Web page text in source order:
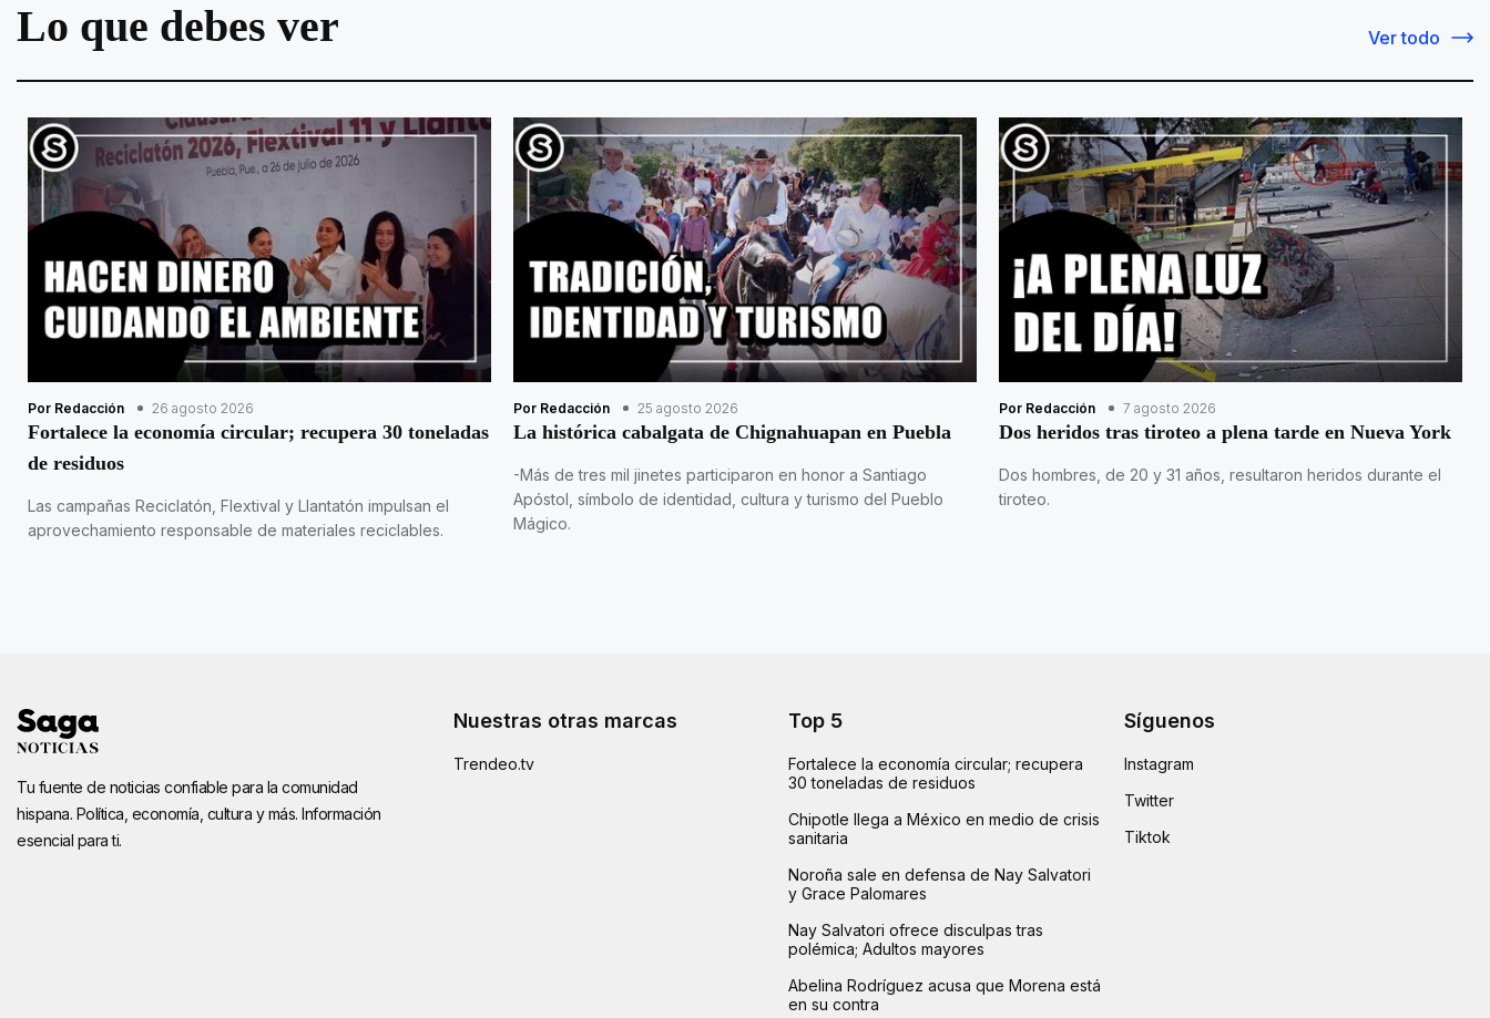
Lo que debes ver Ver todo
Por Redacción 26 agosto 2026
Fortalece la economía circular; recupera 30 toneladas
de residuos
Las campañas Reciclatón, Flextival y Llantatón impulsan el
aprovechamiento responsable de materiales reciclables.
Por Redacción 25 agosto 2026
La histórica cabalgata de Chignahuapan en Puebla
-Más de tres mil jinetes participaron en honor a Santiago
Apóstol, símbolo de identidad, cultura y turismo del Pueblo
Mágico.
Por Redacción 7 agosto 2026
Dos heridos tras tiroteo a plena tarde en Nueva York
Dos hombres, de 20 y 31 años, resultaron heridos durante el
tiroteo.
Tu fuente de noticias confiable para la comunidad
hispana. Política, economía, cultura y más. Información
esencial para ti.
Nuestras otras marcas
Trendeo.tv
Top 5
Fortalece la economía circular; recupera
30 toneladas de residuos
Chipotle llega a México en medio de crisis
sanitaria
Noroña sale en defensa de Nay Salvatori
y Grace Palomares
Nay Salvatori ofrece disculpas tras
polémica; Adultos mayores
Abelina Rodríguez acusa que Morena está
en su contra
Síguenos
Instagram
Twitter
Tiktok